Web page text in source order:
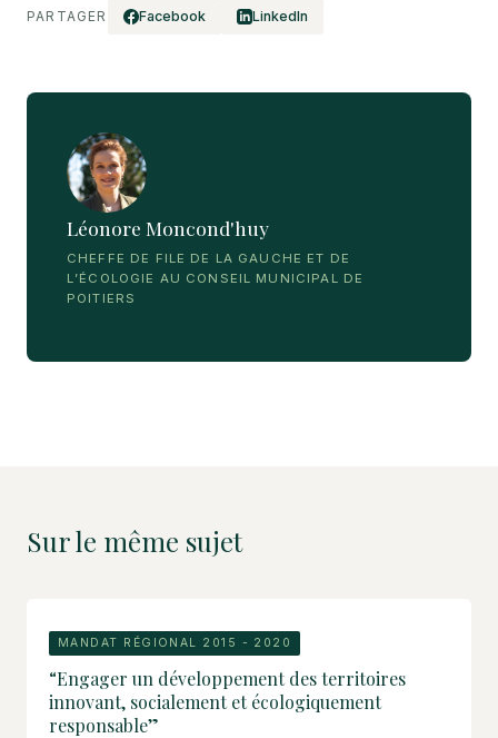
PARTAGER Facebook LinkedIn
Léonore Moncond'huy
CHEFFE DE FILE DE LA GAUCHE ET DE
L’ÉCOLOGIE AU CONSEIL MUNICIPAL DE
POITIERS
Sur le même sujet
MANDAT RÉGIONAL 2015 - 2020
“Engager un développement des territoires
innovant, socialement et écologiquement
responsable”